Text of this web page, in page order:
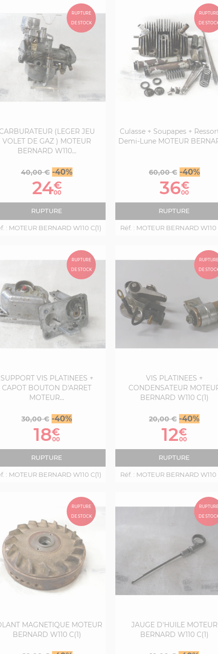
(LEGER JEU
VOLET DE GAZ ) MOTEUR
BERNARD W110...
Prix
base
40,00 € -40%Prix
24€
00
RUPTURE
: MOTEUR BERNARD W110 C(1)
RUPTURE
DE STOCK
Culasse + Soupapes +
Demi-Lune MOTEUR
Prix
base
60,00 € -40%Prix
36€
00
RUPTURE
Réf. : MOTEUR BERNARD W110
RUPTURE
DE
SUPPORT VIS PLATINEES +
CAPOT BOUTON D'ARRET
MOTEUR...
Prix
30,00 € -40%Prix
18€
00
RUPTURE
: MOTEUR BERNARD W110 C(1)
RUPTURE
DE STOCK
VIS PLATINEES +
CONDENSATEUR
BERNARD W110 C(1)
Prix
20,00 € -40%Prix
12€
00
RUPTURE
Réf. : MOTEUR BERNARD W110
RUPTURE
DE
MAGNETIQUE MOTEUR
BERNARD W110 C(1)
RUPTURE
DE STOCK
JAUGE D'HUILE MOTEUR
BERNARD W110 C(1)
RUPTURE
DE